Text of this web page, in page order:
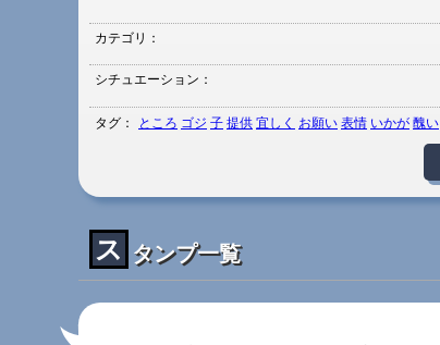
カテゴリ：
シチュエーション：
タグ： ところ ゴジ 子 提供 宜しく お願い 表情 いかが 醜い
ス タンプ一覧